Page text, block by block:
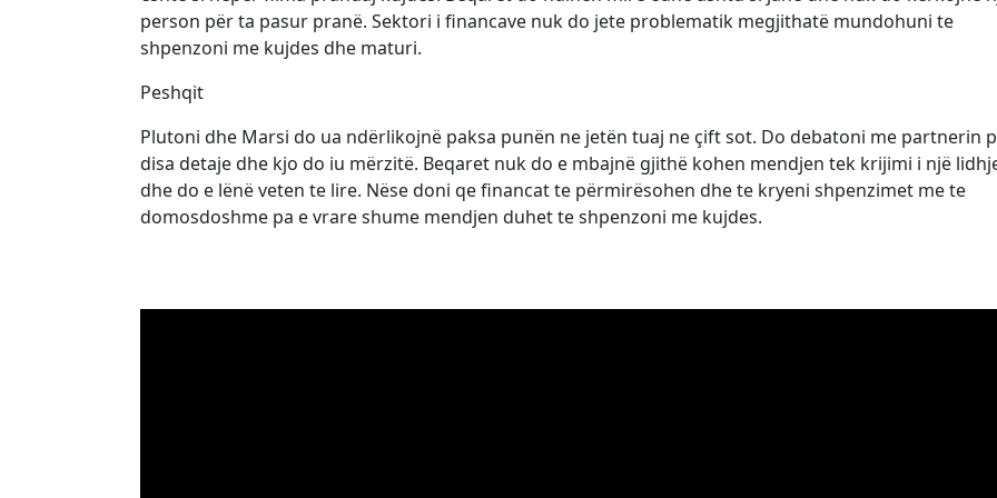
person për ta pasur pranë. Sektori i financave nuk do jete problematik megjithatë mundohuni te
shpenzoni me kujdes dhe maturi.
Peshqit
Plutoni dhe Marsi do ua ndërlikojnë paksa punën ne jetën tuaj ne çift sot. Do debatoni me partnerin
disa detaje dhe kjo do iu mërzitë. Beqaret nuk do e mbajnë gjithë kohen mendjen tek krijimi i një
dhe do e lënë veten te lire. Nëse doni qe financat te përmirësohen dhe te kryeni shpenzimet me te
domosdoshme pa e vrare shume mendjen duhet te shpenzoni me kujdes.